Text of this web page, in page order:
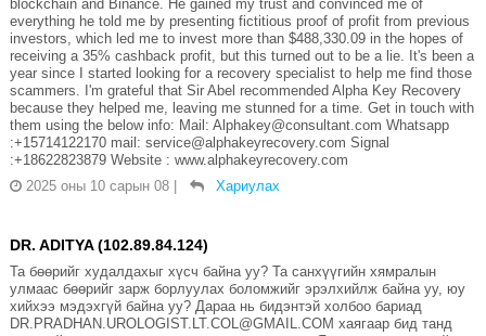
blockchain and Binance. He gained my trust and convinced me of
everything he told me by presenting fictitious proof of profit from previous
investors, which led me to invest more than $488,330.09 in the hopes of
receiving a 35% cashback profit, but this turned out to be a lie. It's been a
year since I started looking for a recovery specialist to help me find those
scammers. I'm grateful that Sir Abel recommended Alpha Key Recovery
because they helped me, leaving me stunned for a time. Get in touch with
them using the below info: Mail: Alphakey@consultant.com Whatsapp
:+15714122170 mail: service@alphakeyrecovery.com Signal
:+18622823879 Website : www.alphakeyrecovery.com
2025 оны 10 сарын 08 | Хариулах
DR. ADITYA (102.89.84.124)
Та бөөрийг худалдахыг хүсч байна уу? Та санхүүгийн хямралын
улмаас бөөрийг зарж борлуулах боломжийг эрэлхийлж байна уу, юу
хийхээ мэдэхгүй байна уу? Дараа нь бидэнтэй холбоо бариад
DR.PRADHAN.UROLOGIST.LT.COL@GMAIL.COM хаягаар бид танд